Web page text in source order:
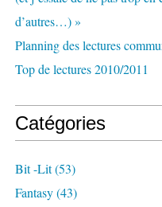
d’autres…) »
Planning des lectures
Top de lectures 2010/2011
Catégories
Bit -lit(53)
Fantasy(43)